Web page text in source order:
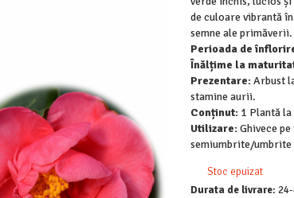
de culoare vibrantă
semne ale primăverii.
Perioada de
Înălțime la
Prezentare:Arbust
stamine aurii.
Conținut: 1 Plantă
Utilizare:Ghivece
semiumbrite/umbrite
Stoc epuizat
Durata de livrare: